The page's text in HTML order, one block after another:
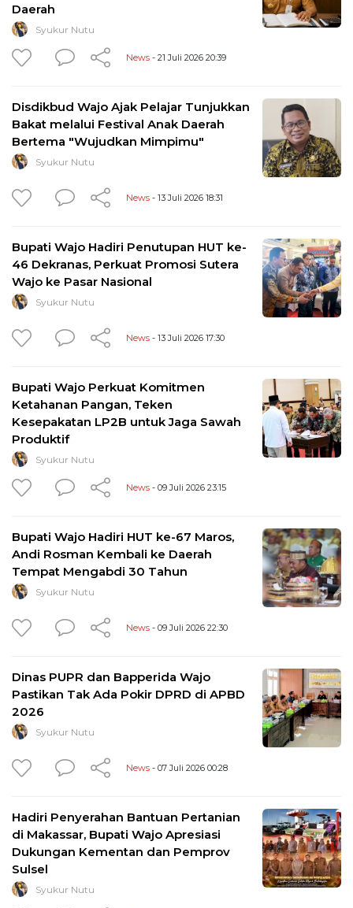
Daerah
Syukur Nutu
News - 21 Juli 2026 20:39
Disdikbud Wajo Ajak Pelajar Tunjukkan
Bakat melalui Festival Anak Daerah
Bertema "Wujudkan Mimpimu"
Syukur Nutu
News - 13 Juli 2026 18:31
Bupati Wajo Hadiri Penutupan HUT ke-
46 Dekranas, Perkuat Promosi Sutera
Wajo ke Pasar Nasional
Syukur Nutu
News - 13 Juli 2026 17:30
Bupati Wajo Perkuat Komitmen
Ketahanan Pangan, Teken
Kesepakatan LP2B untuk Jaga Sawah
Produktif
Syukur Nutu
News - 09 Juli 2026 23:15
Bupati Wajo Hadiri HUT ke-67 Maros,
Andi Rosman Kembali ke Daerah
Tempat Mengabdi 30 Tahun
Syukur Nutu
News - 09 Juli 2026 22:30
Dinas PUPR dan Bapperida Wajo
Pastikan Tak Ada Pokir DPRD di APBD
2026
Syukur Nutu
News - 07 Juli 2026 00:28
Hadiri Penyerahan Bantuan Pertanian
di Makassar, Bupati Wajo Apresiasi
Dukungan Kementan dan Pemprov
Sulsel
Syukur Nutu